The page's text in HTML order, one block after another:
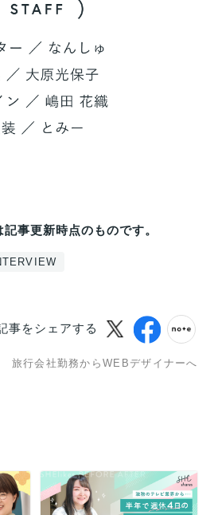
事更新時点のものです。
事をシェアする
旅行会社勤務からWEBデザイナーへ